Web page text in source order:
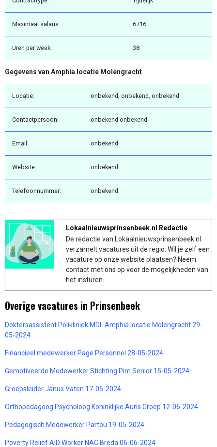
Maximaal salaris: 6716
Uren per week: 38
Gegevens van Amphia locatie Molengracht
Locatie: onbekend, onbekend, onbekend
Contactpersoon: onbekend onbekend
Email: onbekend
Website: onbekend
Telefoonnummer: onbekend
Lokaalnieuwsprinsenbeek.nl Redactie
De redactie van Lokaalnieuwsprinsenbeek.nl
verzamelt vacatures uit de regio. Wil je zelf een
vacature op onze website plaatsen? Neem
contact met ons op voor de mogelijkheden van
het insturen.
Overige vacatures in Prinsenbeek
Doktersassistent Polikliniek MDL Amphia locatie Molengracht 29-
05-2024
Financieel medewerker Page Personnel 28-05-2024
Gemotiveerde Medewerker Stichting Pim Senior 15-05-2024
Groepsleider Janus Vaten 17-05-2024
Orthopedagoog Psycholoog Koninklijke Auris Groep 12-06-2024
Pedagogisch Medewerker Partou 19-05-2024
Poverty Relief AID Worker NAC Breda 06-06-2024